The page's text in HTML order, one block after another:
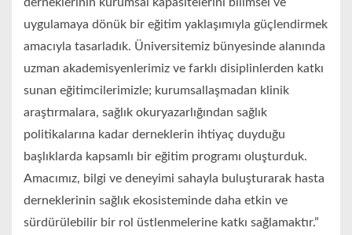
derneklerinin kurumsal kapasitelerini bilimsel ve
uygulamaya dönük bir eğitim yaklaşımıyla güçlendirmek
amacıyla tasarladık. Üniversitemiz bünyesinde alanında
uzman akademisyenlerimiz ve farklı disiplinlerden katkı
sunan eğitimcilerimizle; kurumsallaşmadan klinik
araştırmalara, sağlık okuryazarlığından sağlık
politikalarına kadar derneklerin ihtiyaç duyduğu
başlıklarda kapsamlı bir eğitim programı oluşturduk.
Amacımız, bilgi ve deneyimi sahayla buluşturarak hasta
derneklerinin sağlık ekosisteminde daha etkin ve
sürdürülebilir bir rol üstlenmelerine katkı sağlamaktır.”